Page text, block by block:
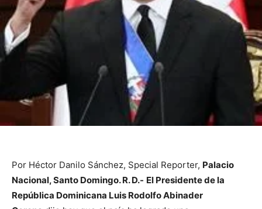
Por Héctor Danilo Sánchez, Special Reporter, Palacio
Nacional, Santo Domingo. R. D.- El Presidente de la
República Dominicana Luis Rodolfo Abinader